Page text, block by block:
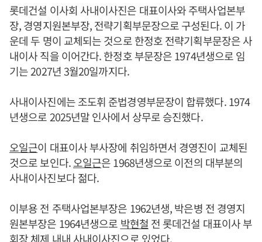
롯데건설 이사회 사내이사진은 대표이사와 주택사업본부
장, 경영지원본부장, 전략기획부문장으로 구성된다. 이 가
운데 두 명이 교체되는 것으로 한정호 전략기획부문장은 사
내이사 직을 이어간다. 한정호 부문장은 1974년생으로 임
기는 2027년 3월20일까지다.
사내이사진에는 조도휘 준법경영부문장이 합류했다. 1974
년생으로 2025년말 인사에서 상무로 승진했다.
오일근이 대표이사 부사장에 취임하면서 경영진이 교체된
것으로 보인다.오일근은 1968년생으로 이전의 대부분의
사내이사진보다 젊다.
이부용 전 주택사업본부장은 1962년생, 박은병 전 경영지
원본부장은 1964년생으로 박현철 전 롯데건설 대표이사 부
회장 체제 내내 사내이사진으로 있었다.